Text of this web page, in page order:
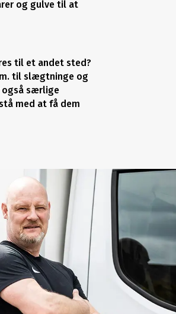
og gulve til at
til et andet sted?
til slægtninge og
også særlige
med at få dem